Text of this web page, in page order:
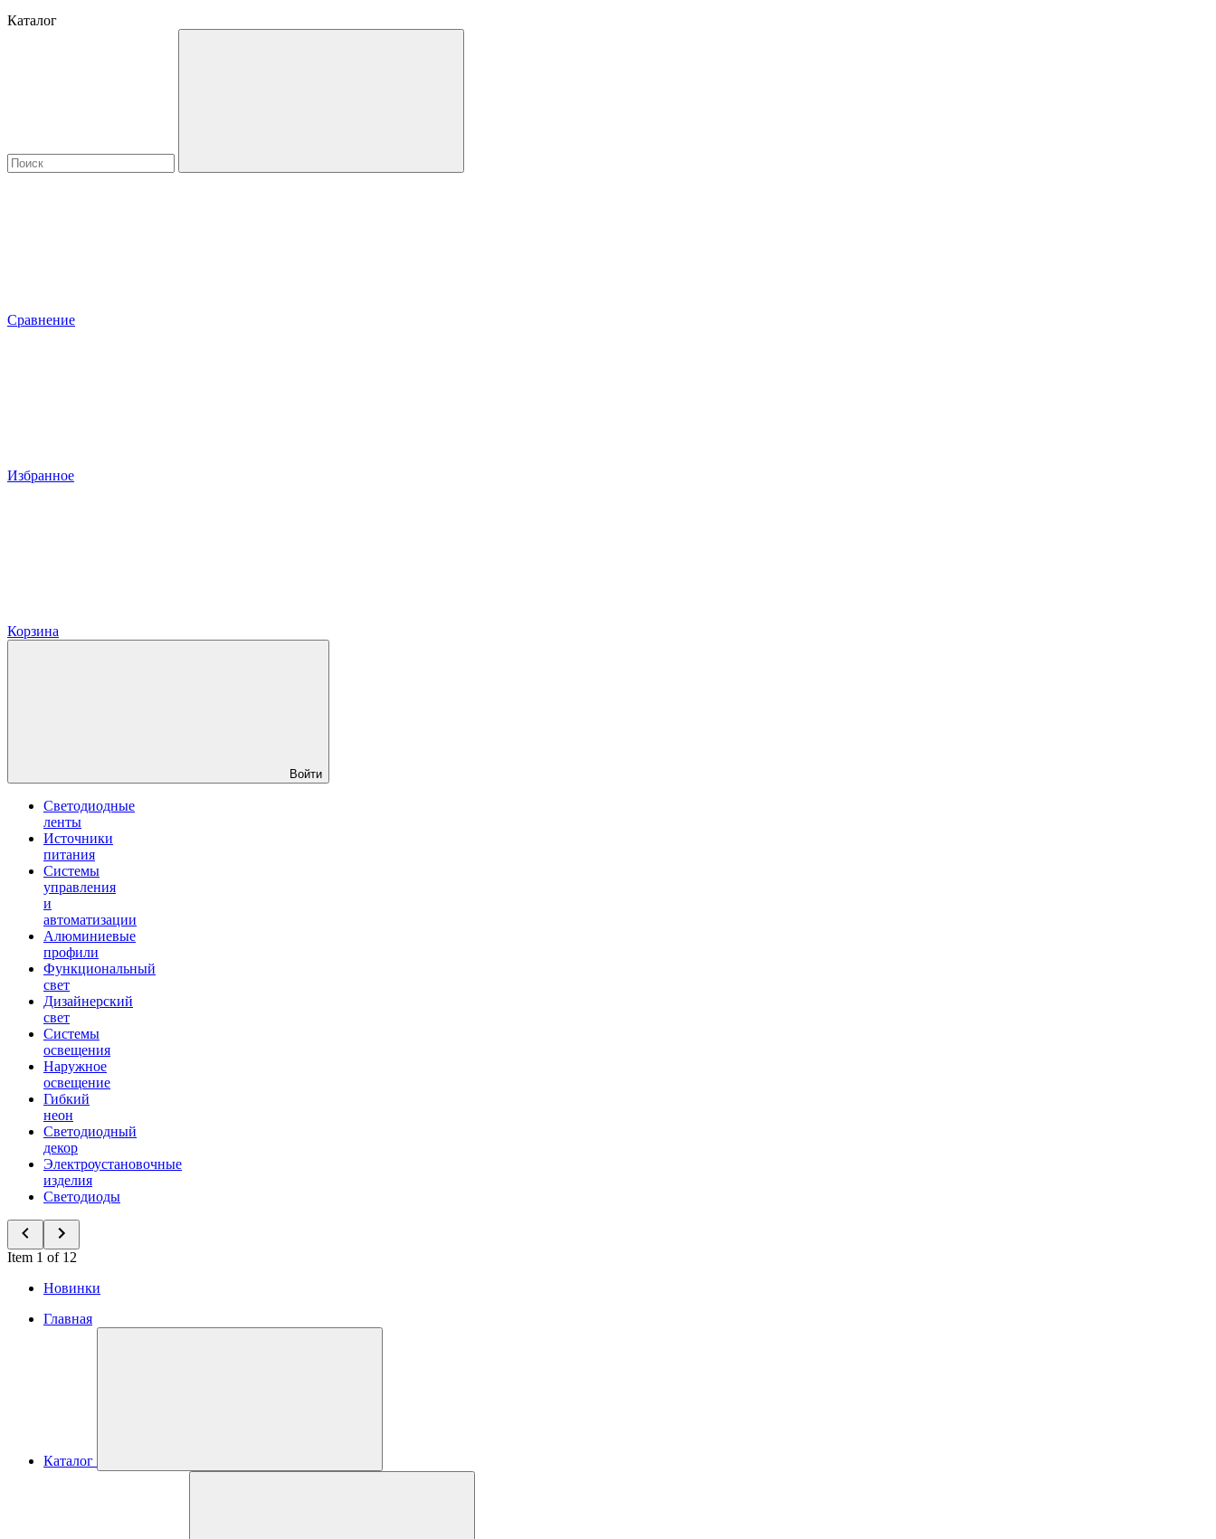
Каталог
Сравнение
Избранное
Корзина
Войти
Светодиодные
ленты
Источники
питания
Системы
управления
и
автоматизации
Алюминиевые
профили
Функциональный
свет
Дизайнерский
свет
Системы
освещения
Наружное
освещение
Гибкий
неон
Светодиодный
декор
Электроустановочные
изделия
Светодиоды
Item 1 of 12
Новинки
Главная
Каталог